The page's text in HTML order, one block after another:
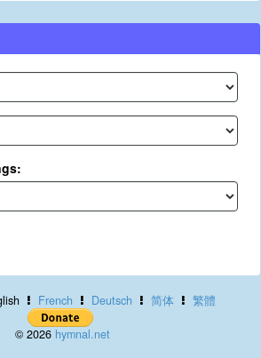
French Deutsch 简体 繁體
© 2026 hymnal.net